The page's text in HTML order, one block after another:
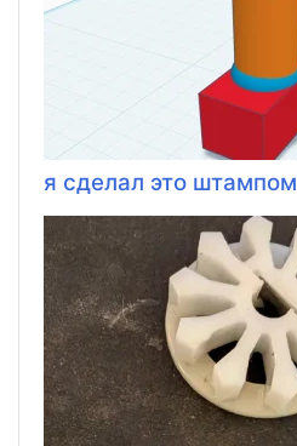
я сделал это штампом